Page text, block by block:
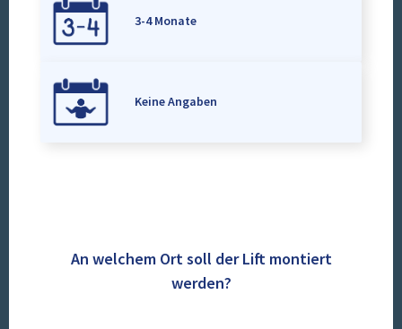
3-4 Monate
Keine Angaben
An welchem Ort soll der Lift montiert
werden?